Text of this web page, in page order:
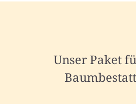
Unser Paket